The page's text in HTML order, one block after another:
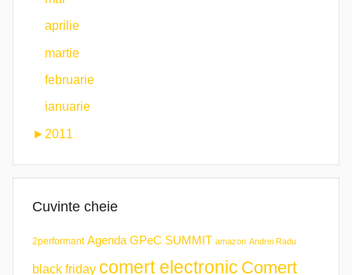
aprilie
martie
februarie
ianuarie
► 2011
Cuvinte cheie
2performant Agenda GPeC SUMMIT amazon Andrei Radu
black friday comert electronic Comert